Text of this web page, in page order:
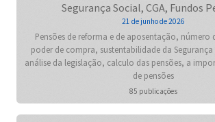
Segurança Social, CGA, Fundos
21 de junho de 2026
Pensões de reforma e de aposentação, número
poder de compra, sustentabilidade da Segurança
análise da legislação, calculo das pensões, a
de pensões
85 publicações